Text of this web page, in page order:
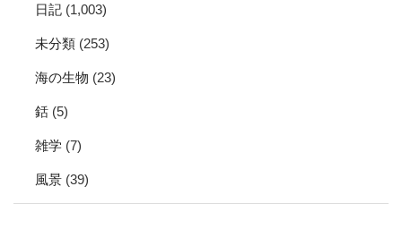
日記 (1,003)
未分類 (253)
海の生物 (23)
銛 (5)
雑学 (7)
風景 (39)